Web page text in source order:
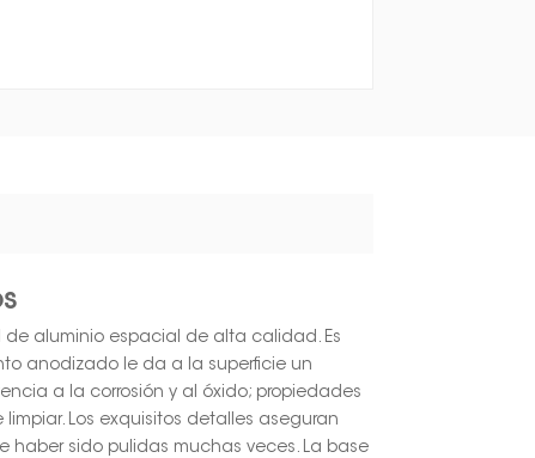
aluminio espacial de alta calidad. Es
anodizado le da a la superficie un
a la corrosión y al óxido; propiedades
Los exquisitos detalles aseguran
sido pulidas muchas veces. La base